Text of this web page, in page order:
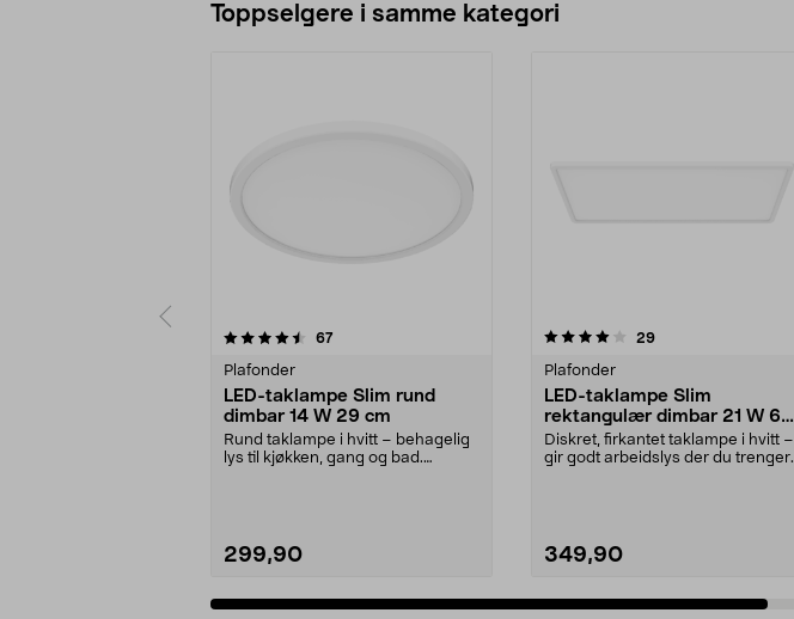
Toppselgere i samme kategori
67anmeldelser
Plafonder
LED-taklampe Slim rund
dimbar 14 W 29 cm
Rund taklampe i hvitt – behagelig
lys til kjøkken, gang og bad.
299,90
4.0 av 5 stjerner 29anmeldelser
Plafonder
LED-taklampe Slim
rektangulær dimbar 21 W 60
x 29 cm
Diskret, firkantet taklampe i hvitt –
gir godt arbeidslys der du trenger
349,90
4.5 av 5 stjerner